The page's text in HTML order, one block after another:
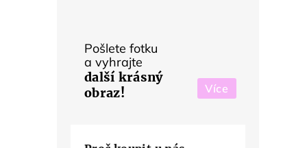
Pošlete fotku
a vyhrajte
další krásný
obraz!
Více